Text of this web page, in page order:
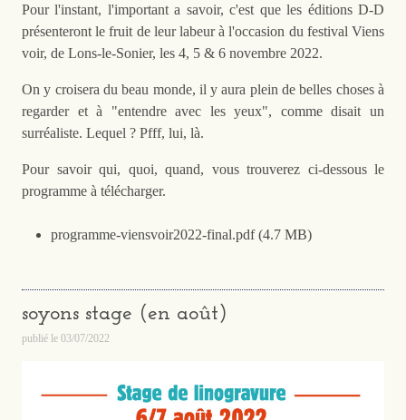
Pour l'instant, l'important a savoir, c'est que les éditions D-D
présenteront le fruit de leur labeur à l'occasion du festival Viens
voir, de Lons-le-Sonier, les 4, 5 & 6 novembre 2022.
On y croisera du beau monde, il y aura plein de belles choses à
regarder et à "entendre avec les yeux", comme disait un
surréaliste. Lequel ? Pfff, lui, là.
Pour savoir qui, quoi, quand, vous trouverez ci-dessous le
programme à télécharger.
programme-viensvoir2022-final.pdf (4.7 MB)
soyons stage (en août)
publié le 03/07/2022